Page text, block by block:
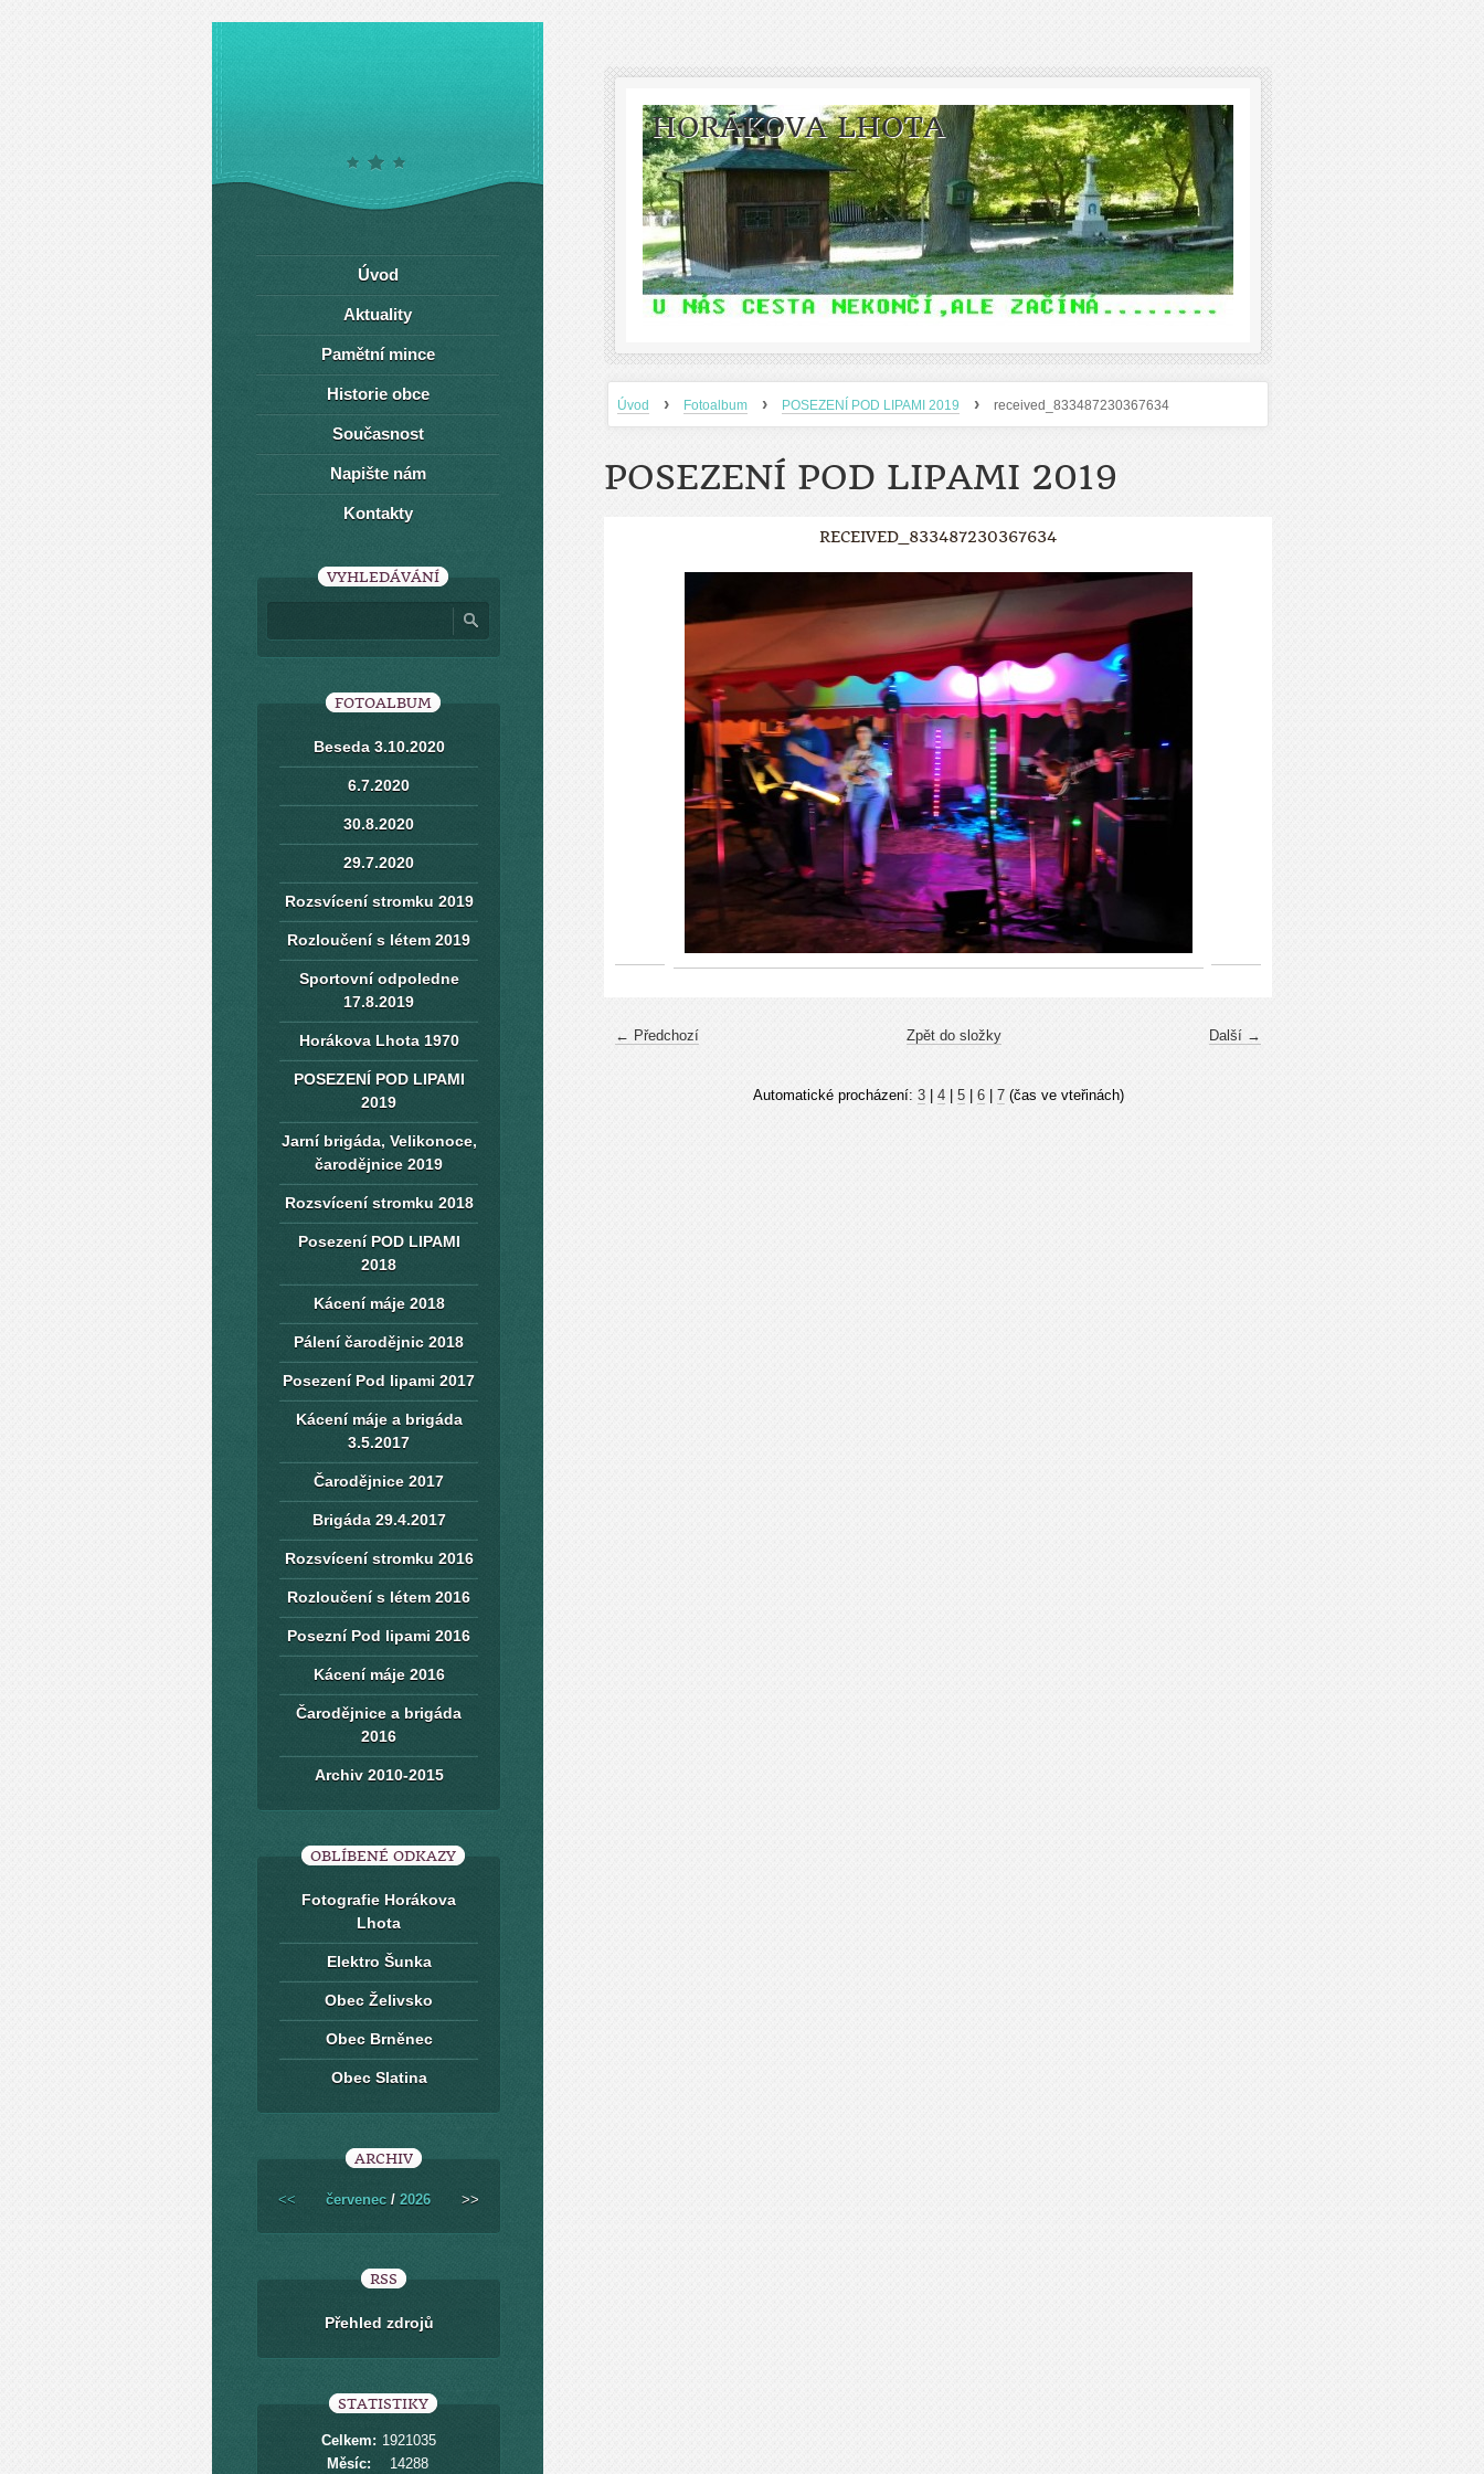
HORÁKOVA LHOTA
Úvod › Fotoalbum › POSEZENÍ POD LIPAMI 2019 › received_833487230367634
POSEZENÍ POD LIPAMI 2019
RECEIVED_833487230367634
← Předchozí Další →
Zpět do složky
Automatické procházení: 3| 4| 5| 6| 7(čas ve vteřinách)
Úvod
Aktuality
Pamětní mince
Historie obce
Současnost
Napište nám
Kontakty
VYHLEDÁVÁNÍ
FOTOALBUM
Beseda 3.10.2020
6.7.2020
30.8.2020
29.7.2020
Rozsvícení stromku 2019
Rozloučení s létem 2019
Sportovní odpoledne
17.8.2019
Horákova Lhota 1970
POSEZENÍ POD LIPAMI
2019
Jarní brigáda, Velikonoce,
čarodějnice 2019
Rozsvícení stromku 2018
Posezení POD LIPAMI
2018
Kácení máje 2018
Pálení čarodějnic 2018
Posezení Pod lipami 2017
Kácení máje a brigáda
3.5.2017
Čarodějnice 2017
Brigáda 29.4.2017
Rozsvícení stromku 2016
Rozloučení s létem 2016
Posezní Pod lipami 2016
Kácení máje 2016
Čarodějnice a brigáda
2016
Archiv 2010-2015
OBLÍBENÉ ODKAZY
Fotografie Horákova
Lhota
Elektro Šunka
Obec Želivsko
Obec Brněnec
Obec Slatina
ARCHIV
<< červenec / 2026 >>
RSS
Přehled zdrojů
STATISTIKY
Celkem: 1921035
Měsíc:
14288